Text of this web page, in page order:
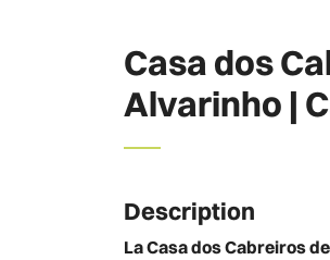
Casa dos
Alvarinho |
Description
La Casa dos Cabreiros